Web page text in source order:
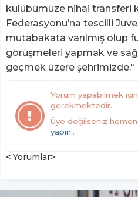
kulübümüze nihai transferi
Federasyonu’na tescilli
mutabakata varılmış olup
görüşmeleri yapmak ve
geçmek üzere şehrimizde."
Yorum yapabilmek
gerekmektedir.
Üye değilseniz hemen
yapın..
< Yorumlar>